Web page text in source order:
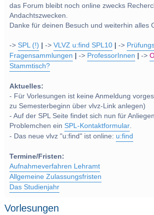
das Forum bleibt noch online zwecks
Andachtszwecken.
Danke für deinen Besuch und weiterhin alles
->SPL (!) ->VLVZ u:find SPL10 ->
Fragensammlungen
-> ProfessorInnen ->
Stammtisch?
Aktuelles:
- Für Vorlesungen ist keine Anmeldung
zu Semesterbeginn über vlvz-Link anlegen)
- Auf der SPL Seite findet sich nun für
Problemchen einSPL-Kontaktformular.
- Das neue vlvz "u:find" ist online: u:find
Termine/Fristen:
Aufnahmeverfahren Lehramt
Allgemeine Zulassungsfristen
Das Studienjahr
Vorlesungen